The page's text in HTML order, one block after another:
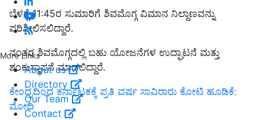
More Links
About us
Directory
Our Team
Contact
ಬೆಳಗ್ಗೆ 11:45ರ ಸುಮಾರಿಗೆ ಶಿವಮೊಗ್ಗ ವಿಮಾನ ನಿಲ್ದಾಣವನ್ನು
ಪರಿಶೀಲಿಸಲಿದ್ದಾರೆ.
ನಂತರ ಶಿವಮೊಗ್ಗದಲ್ಲಿ ಬಹು ಯೋಜನೆಗಳ ಉದ್ಘಾಟನೆ ಮತ್ತು
ಶಂಕುಸ್ಥಾಪನೆ ಮಾಡಲಿದ್ದಾರೆ.
ಕೇಂದ್ರದಿಂದ ಕರ್ನಾಟಕಕ್ಕೆ ಪ್ರತಿ ವರ್ಷ ಸಾವಿರಾರು ಕೋಟಿ ಹೂಡಿಕೆ:
ಮೋದಿ